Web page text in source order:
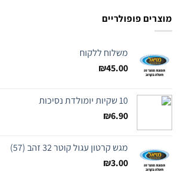
מוצרים פופולריים
משלוח ללקוח
₪45.00
10 שקיות יומולדת נסיכות
₪6.90
מגש קרטון עגול קוטר 32 זהב (57)
₪3.00